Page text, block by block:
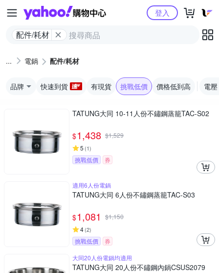
Yahoo購物中心
配件/耗材
登入
電鍋 配件/耗材
品牌 快速到貨 有現貨 挑戰低價 價格低到高 電壓
TATUNG大同 10-11人份不鏽鋼蒸籠TAC-S02
$1,438 $1,529
5 (1)
挑戰低價 券
適用6人份電鍋
TATUNG大同 6人份不鏽鋼蒸籠TAC-S03
$1,081 $1,150
4(2)
挑戰低價
券
大同20人份電鍋均適用
TATUNG大同 20人份不鏽鋼內鍋CSUS2079